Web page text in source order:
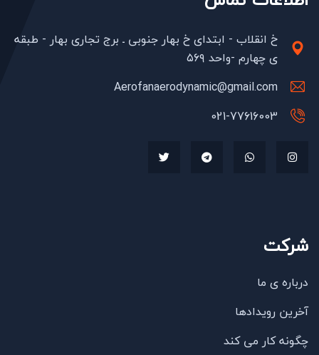
48,000,000 تومان
EFC-500
خ انقلاب - ابتدای خ بهار جنوبی ـ برج تجاری بهار - طبقه
ی چهارم -واحد ۵۶۹
Aerofanaerodynamic@gmail.com
021-77616003
شرکت
درباره ی ما
آخرین رویدادها
چگونه کار می کند